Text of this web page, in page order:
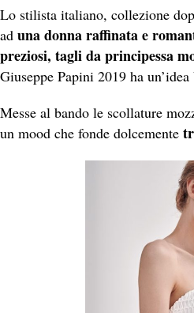
Lo stilista italiano, collezione
ad una donna raffinata e
preziosi, tagli da principessa
Giuseppe Papini 2019 ha
Messe al bando le scollature
un mood che fonde dolcemente